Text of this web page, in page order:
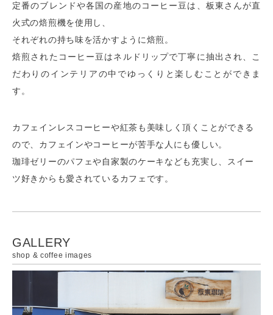
定番のブレンドや各国の産地のコーヒー豆は、板東さんが直
火式の焙煎機を使用し、
それぞれの持ち味を活かすように焙煎。
焙煎されたコーヒー豆はネルドリップで丁寧に抽出され、こ
だわりのインテリアの中でゆっくりと楽しむことができま
す。
カフェインレスコーヒーや紅茶も美味しく頂くことができる
ので、カフェインやコーヒーが苦手な人にも優しい。
珈琲ゼリーのパフェや自家製のケーキなども充実し、スイー
ツ好きからも愛されているカフェです。
GALLERY
shop & coffee images